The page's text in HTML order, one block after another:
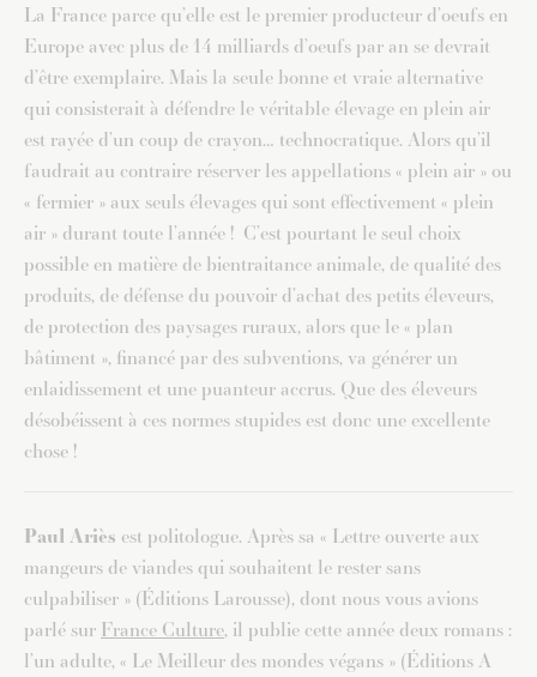
La France parce qu’elle est le premier producteur d’oeufs en
Europe avec plus de 14 milliards d’oeufs par an se devrait
d’être exemplaire. Mais la seule bonne et vraie alternative
qui consisterait à défendre le véritable élevage en plein air
est rayée d’un coup de crayon… technocratique. Alors qu’il
faudrait au contraire réserver les appellations « plein air » ou
« fermier » aux seuls élevages qui sont effectivement « plein
air » durant toute l’année ! C’est pourtant le seul choix
possible en matière de bientraitance animale, de qualité des
produits, de défense du pouvoir d’achat des petits éleveurs,
de protection des paysages ruraux, alors que le « plan
bâtiment », financé par des subventions, va générer un
enlaidissement et une puanteur accrus. Que des éleveurs
désobéissent à ces normes stupides est donc une excellente
chose !
Paul Ariès est politologue. Après sa « Lettre ouverte aux
mangeurs de viandes qui souhaitent le rester sans
culpabiliser » (Éditions Larousse), dont nous vous avions
parlé sur France Culture, il publie cette année deux romans :
l’un adulte, « Le Meilleur des mondes végans » (Éditions A